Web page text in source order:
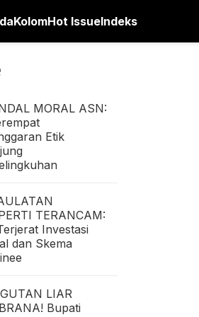
KolomHot IssueIndeks
MORAL ASN:
Etik
TERANCAM:
Investasi
dan Skema
LIAR
Bupati